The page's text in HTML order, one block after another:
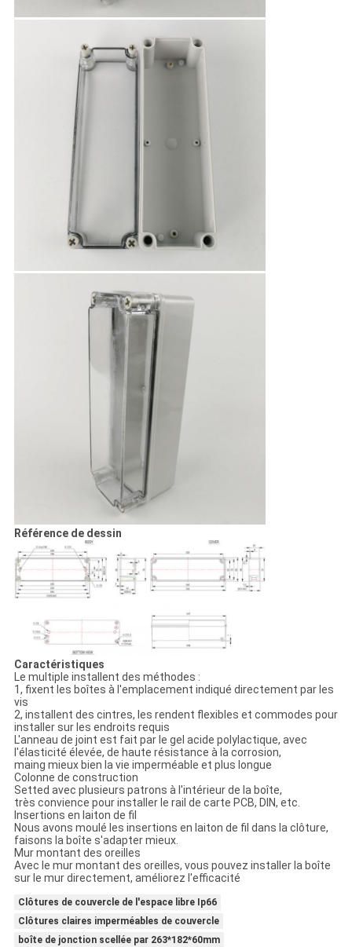
Référence de dessin
Caractéristiques
Le multiple installent des méthodes :
1, fixent les boîtes à l'emplacement indiqué directement par les
vis
2, installent des cintres, les rendent flexibles et commodes pour
installer sur les endroits requis
L'anneau de joint est fait par le gel acide polylactique, avec
l'élasticité élevée, de haute résistance à la corrosion,
maing mieux bien la vie imperméable et plus longue
Colonne de construction
Setted avec plusieurs patrons à l'intérieur de la boîte,
très convience pour installer le rail de carte PCB, DIN, etc.
Insertions en laiton de fil
Nous avons moulé les insertions en laiton de fil dans la clôture,
faisons la boîte s'adapter mieux.
Mur montant des oreilles
Avec le mur montant des oreilles, vous pouvez installer la boîte
sur le mur directement, améliorez l'efficacité
Clôtures de couvercle de l'espace libre Ip66
Clôtures claires imperméables de couvercle
boîte de jonction scellée par 263*182*60mm